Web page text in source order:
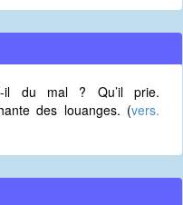
t-il du mal ? Qu’il prie.
des louanges. (vers.